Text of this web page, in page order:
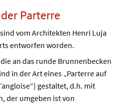
Parterre
vom Architekten Henri Luja
entworfen worden.
an das runde Brunnenbecken
in der Art eines „Parterre auf
gestaltet, d.h. mit
der umgeben ist von